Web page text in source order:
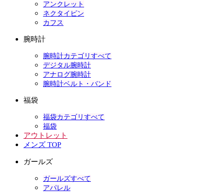
アンクレット
ネクタイピン
カフス
腕時計
腕時計カテゴリすべて
デジタル腕時計
アナログ腕時計
腕時計ベルト・バンド
福袋
福袋カテゴリすべて
福袋
アウトレット
メンズ TOP
ガールズ
ガールズすべて
アパレル